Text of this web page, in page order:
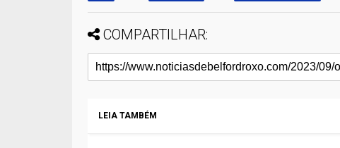
COMPARTILHAR:
LEIA TAMBÉM